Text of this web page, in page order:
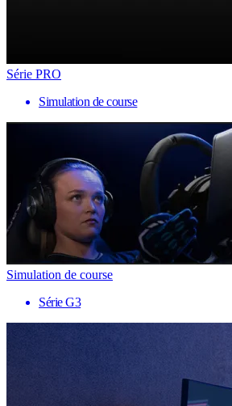
Série PRO
Simulation de course
Simulation de course
Série G3